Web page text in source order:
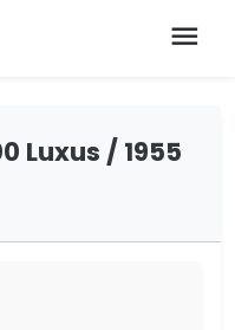
menu
Luxus / 1955